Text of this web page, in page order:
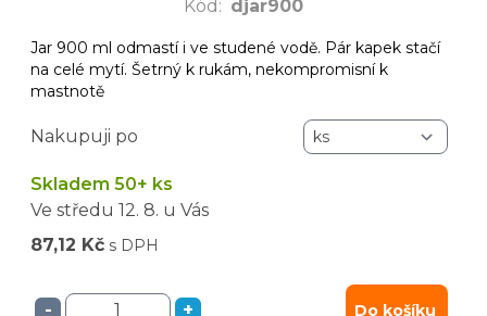
Kód : djar900
Jar 900 ml odmastí i ve studené vodě. Pár kapek stačí
na celé mytí. Šetrný k rukám, nekompromisní k
mastnotě
Nakupuji po
Skladem 50+ ks
Ve středu 12. 8. u Vás
87,12 Kč s DPH
- + Do košíku